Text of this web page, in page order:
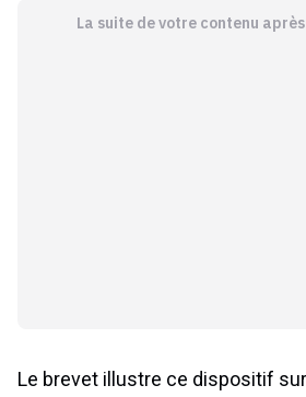
La suite de votre contenu
Le brevet illustre ce dispositif